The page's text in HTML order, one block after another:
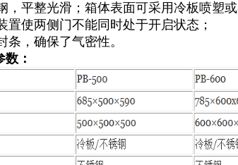
，平整光滑；箱体表面可采用冷板喷塑
置使两侧门不能同时处于开启状态；
，确保了气密性。
：